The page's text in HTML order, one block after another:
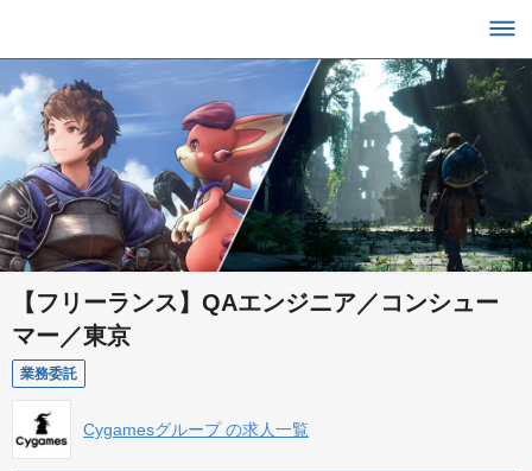
【フリーランス】QAエンジニア／コンシュー
マー／東京
業務委託
Cygamesグループ の求人一覧